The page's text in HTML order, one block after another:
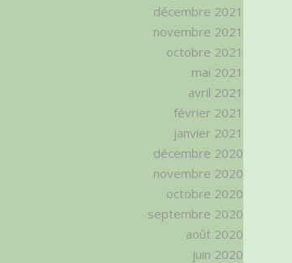
décembre 2021
novembre 2021
octobre 2021
mai 2021
avril 2021
février 2021
janvier 2021
décembre 2020
novembre 2020
octobre 2020
septembre 2020
août 2020
juin 2020